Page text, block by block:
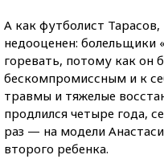
А как футболист
недооценен: болельщики
горевать, потому как
бескомпромиссным и к
травмы и тяжелые
продлился четыре года,
раз — на модели
второго ребенка.